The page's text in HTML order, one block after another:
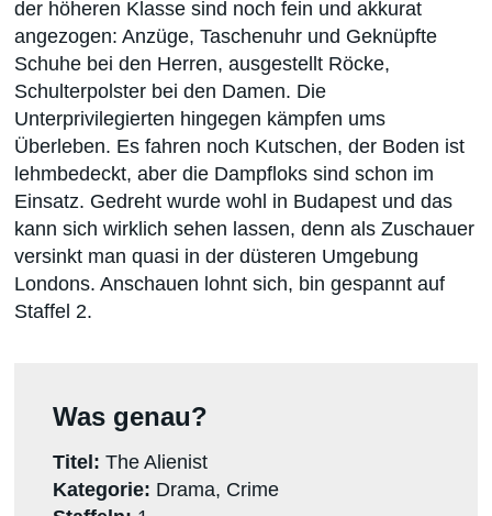
der höheren Klasse sind noch fein und akkurat
angezogen: Anzüge, Taschenuhr und Geknüpfte
Schuhe bei den Herren, ausgestellt Röcke,
Schulterpolster bei den Damen. Die
Unterprivilegierten hingegen kämpfen ums
Überleben. Es fahren noch Kutschen, der Boden ist
lehmbedeckt, aber die Dampfloks sind schon im
Einsatz. Gedreht wurde wohl in Budapest und das
kann sich wirklich sehen lassen, denn als Zuschauer
versinkt man quasi in der düsteren Umgebung
Londons. Anschauen lohnt sich, bin gespannt auf
Staffel 2.
Was genau?
Titel: The Alienist
Kategorie: Drama, Crime